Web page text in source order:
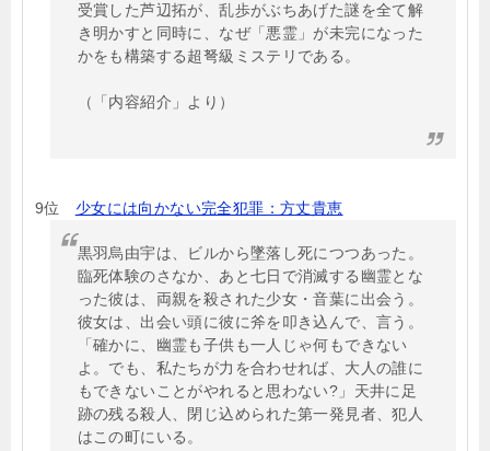
受賞した芦辺拓が、乱歩がぶちあげた謎を全て解
き明かすと同時に、なぜ「悪霊」が未完になった
かをも構築する超弩級ミステリである。
（「内容紹介」より）
9位 少女には向かない完全犯罪：方丈貴恵
黒羽烏由宇は、ビルから墜落し死につつあった。
臨死体験のさなか、あと七日で消滅する幽霊とな
った彼は、両親を殺された少女・音葉に出会う。
彼女は、出会い頭に彼に斧を叩き込んで、言う。
「確かに、幽霊も子供も一人じゃ何もできない
よ。でも、私たちが力を合わせれば、大人の誰に
もできないことがやれると思わない?」天井に足
跡の残る殺人、閉じ込められた第一発見者、犯人
はこの町にいる。